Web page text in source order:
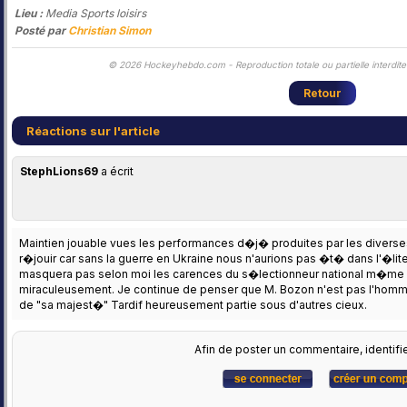
Lieu :Media Sports loisirs
Posté par Christian Simon
© 2026 Hockeyhebdo.com - Reproduction totale ou partielle
Retour
Réactions sur l'article
StephLions69 a écrit
Maintien jouable vues les performances d�j� produites par les
r�jouir car sans la guerre en Ukraine nous n'aurions pas �t� dans
masquera pas selon moi les carences du s�lectionneur national m�me
miraculeusement. Je continue de penser que M. Bozon n'est pas
de "sa majest�" Tardif heureusement partie sous d'autres cieux.
Afin de poster un commentaire,